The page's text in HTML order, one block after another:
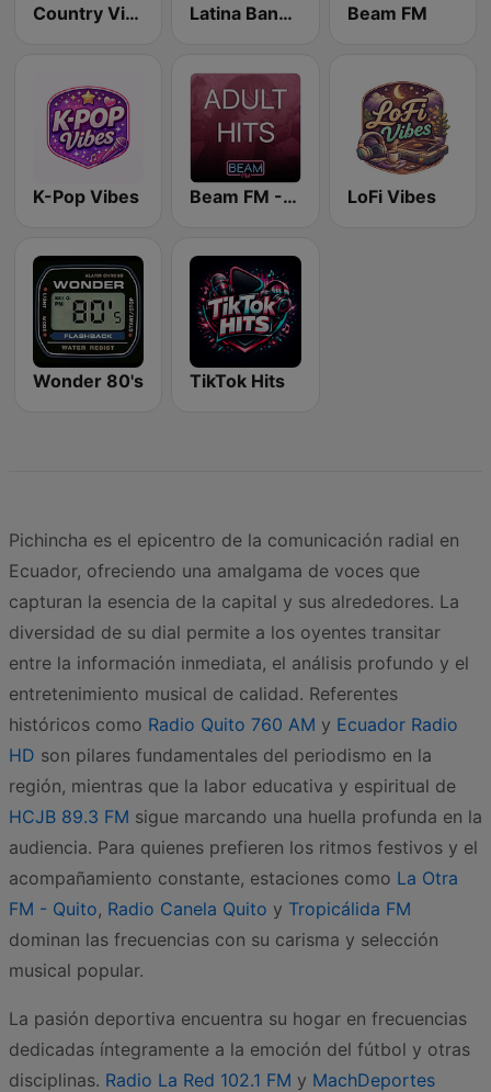
Country Vibes Latina Bandida! Beam FM
K-Pop Vibes Beam FM - Adult Hits LoFi Vibes
Wonder 80's TikTok Hits
Pichincha es el epicentro de la comunicación radial en
Ecuador, ofreciendo una amalgama de voces que
capturan la esencia de la capital y sus alrededores. La
diversidad de su dial permite a los oyentes transitar
entre la información inmediata, el análisis profundo y el
entretenimiento musical de calidad. Referentes
históricos como Radio Quito 760 AM y Ecuador Radio
HD son pilares fundamentales del periodismo en la
región, mientras que la labor educativa y espiritual de
HCJB 89.3 FM sigue marcando una huella profunda en la
audiencia. Para quienes prefieren los ritmos festivos y el
acompañamiento constante, estaciones como La Otra
FM - Quito, Radio Canela Quito y Tropicálida FM
dominan las frecuencias con su carisma y selección
musical popular.
La pasión deportiva encuentra su hogar en frecuencias
dedicadas íntegramente a la emoción del fútbol y otras
disciplinas. Radio La Red 102.1 FM y MachDeportes